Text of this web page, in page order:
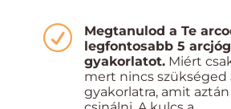
R
Megtanulod a Te
legfontosabb 5
gyakorlatot.Miért
mert nincs szükséged
gyakorlatra, amit